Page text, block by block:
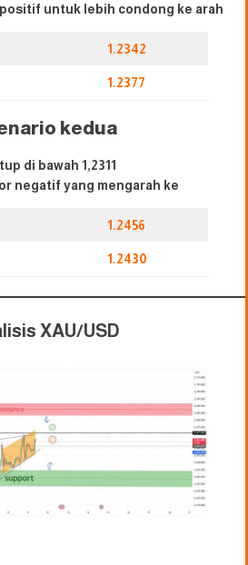
untuk lebih condong ke arah
1.2342
1.2377
kedua
di bawah 1,2311
negatif yang mengarah ke
1.2456
1.2430
XAU/USD